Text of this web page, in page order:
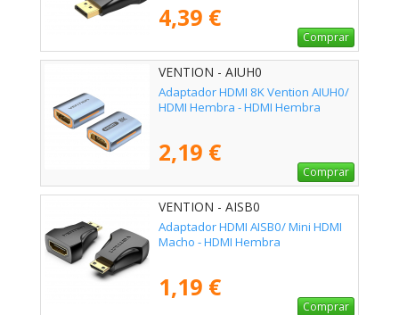
4,39 €
Comprar
VENTION - AIUH0
Adaptador HDMI 8K Vention AIUH0/
HDMI Hembra - HDMI Hembra
2,19 €
Comprar
VENTION - AISB0
Adaptador HDMI AISB0/ Mini HDMI
Macho - HDMI Hembra
1,19 €
Comprar